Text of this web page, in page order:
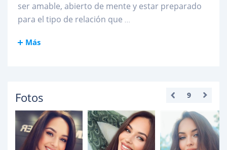
ser amable, abierto de mente y estar preparado
para el tipo de relación que ...
Más
Fotos 9